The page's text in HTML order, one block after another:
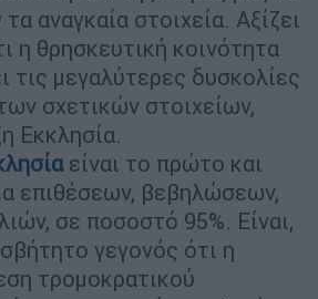
αναγκαία στοιχεία. Αξίζει
η θρησκευτική κοινότητα
τις μεγαλύτερες δυσκολίες
σχετικών στοιχείων,
Εκκλησία.
είναι το πρώτο και
επιθέσεων, βεβηλώσεων,
σε ποσοστό 95%. Είναι,
γεγονός ότι η
τρομοκρατικού